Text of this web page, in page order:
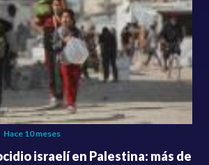
Hace 10 meses
israelí en Palestina: más de